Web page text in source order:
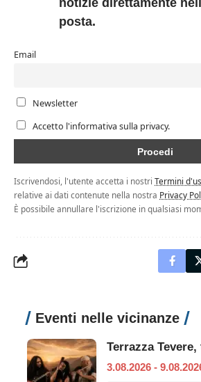
notizie direttamente
posta.
Email
Newsletter
Accetto l'informativa sulla privacy.
Iscrivendosi, l'utente accetta i nostri Termini
relative ai dati contenute nella nostra Privacy
È possibile annullare l'iscrizione in qualsiasi
Eventi nelle vicinanze
3.08.2026 -